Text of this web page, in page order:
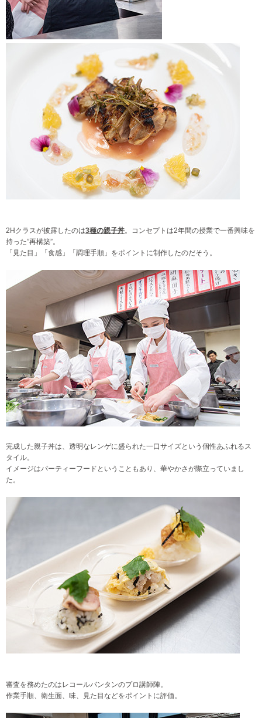
2Hクラスが披露したのは3種の親子丼。コンセプトは2年間の授業で一番興味を
持った”再構築”。
「見た目」「食感」「調理手順」をポイントに制作したのだそう。
完成した親子丼は、透明なレンゲに盛られた一口サイズという個性あふれるス
タイル。
イメージはパーティーフードということもあり、華やかさが際立っていまし
た。
審査を務めたのはレコールバンタンのプロ講師陣。
作業手順、衛生面、味、見た目などをポイントに評価。